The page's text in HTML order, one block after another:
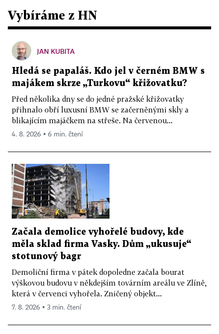
Vybíráme z HN
JAN KUBITA
Hledá se papaláš. Kdo jel v černém BMW s
majákem skrze „Turkovu“ křižovatku?
Před několika dny se do jedné pražské křižovatky
přihnalo obří luxusní BMW se začerněnými skly a
blikajícím majáčkem na střeše. Na červenou...
4. 8. 2026 ▪ 6 min. čtení
Začala demolice vyhořelé budovy, kde
měla sklad firma Vasky. Dům „ukusuje“
stotunový bagr
Demoliční firma v pátek dopoledne začala bourat
výškovou budovu v někdejším továrním areálu ve Zlíně,
která v červenci vyhořela. Zničený objekt...
7. 8. 2026 ▪ 3 min. čtení